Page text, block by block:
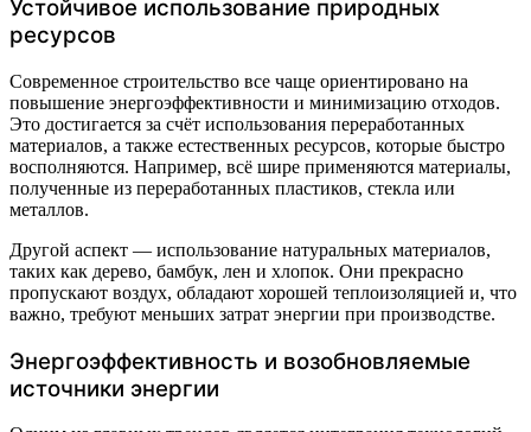
Устойчивое использование природных
ресурсов
Современное строительство все чаще ориентировано на
повышение энергоэффективности и минимизацию отходов.
Это достигается за счёт использования переработанных
материалов, а также естественных ресурсов, которые быстро
восполняются. Например, всё шире применяются материалы,
полученные из переработанных пластиков, стекла или
металлов.
Другой аспект — использование натуральных материалов,
таких как дерево, бамбук, лен и хлопок. Они прекрасно
пропускают воздух, обладают хорошей теплоизоляцией и, что
важно, требуют меньших затрат энергии при производстве.
Энергоэффективность и возобновляемые
источники энергии